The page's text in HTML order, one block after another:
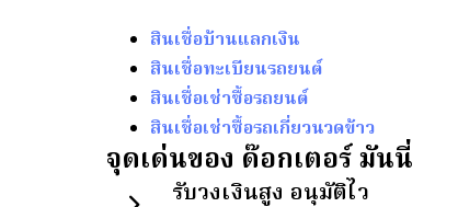
สินเชื่อบ้านแลกเงิน
สินเชื่อทะเบียนรถยนต์
สินเชื่อเช่าซื้อรถยนต์
สินเชื่อเช่าซื้อรถเกี่ยวนวดข้าว
จุดเด่นของ ด๊อกเตอร์ มันนี่
รับวงเงินสูง อนุมัติไว